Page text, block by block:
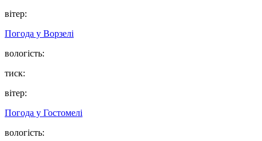
вітер:
Погода у Ворзелі
вологість:
тиск:
вітер:
Погода у Гостомелі
вологість: